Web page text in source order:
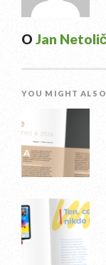
O Jan
YOU MIGHT